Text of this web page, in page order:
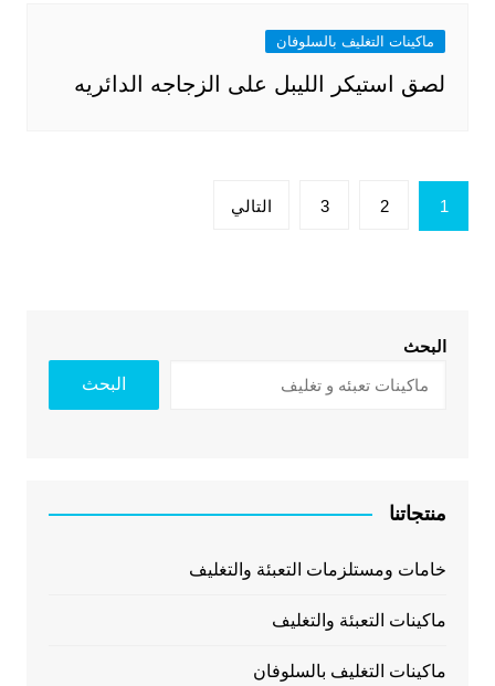
ماكينات التغليف بالسلوفان
لصق استيكر الليبل على الزجاجه الدائريه
تعدد
صفحات
1
2
3 التالي
البحث
البحث
منتجاتنا
خامات ومستلزمات التعبئة والتغليف
ماكينات التعبئة والتغليف
ماكينات التغليف بالسلوفان